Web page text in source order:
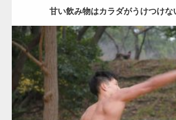
甘い飲み物はカラダがうけつけな
Update:2021.07.8
Category: 公園のマッチョ その他 AKIHITO(